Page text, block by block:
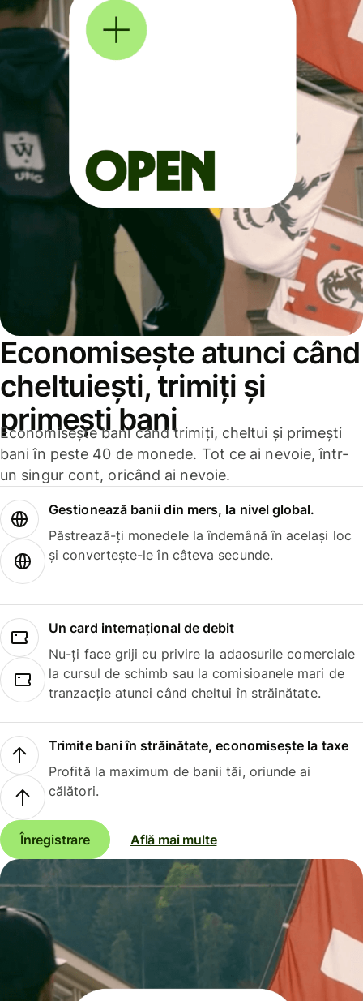
Economisește atunci când
cheltuiești, trimiți și
primești bani
Economisește bani când trimiți, cheltui și primești
bani în peste 40 de monede. Tot ce ai nevoie, într-
un singur cont, oricând ai nevoie.
Gestionează banii din mers, la nivel global.
Păstrează-ți monedele la îndemână în același loc
și convertește-le în câteva secunde.
Un card internațional de debit
Nu-ți face griji cu privire la adaosurile comerciale
la cursul de schimb sau la comisioanele mari de
tranzacție atunci când cheltui în străinătate.
Trimite bani în străinătate, economisește la taxe
Profită la maximum de banii tăi, oriunde ai
călători.
Înregistrare Află mai multe